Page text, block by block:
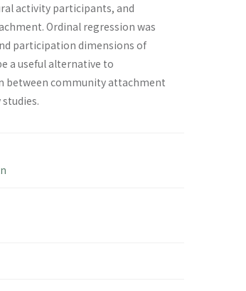
activity participants, and
Ordinal regression was
participation dimensions of
a useful alternative to
between community attachment